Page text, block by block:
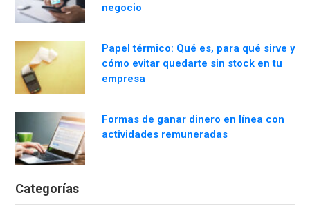
negocio
Papel térmico: Qué es, para qué sirve y
cómo evitar quedarte sin stock en tu
empresa
Formas de ganar dinero en línea con
actividades remuneradas
Categorías